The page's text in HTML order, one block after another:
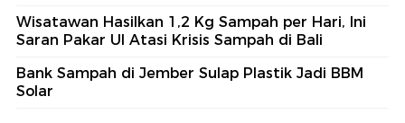
Wisatawan Hasilkan 1,2 Kg Sampah per Hari, Ini
Saran Pakar UI Atasi Krisis Sampah di Bali
Bank Sampah di Jember Sulap Plastik Jadi BBM
Solar